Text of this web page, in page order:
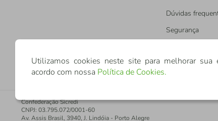
Dúvidas
Segurança
Confederação Sicredi
CNPJ: 03.795.072/0001-60
Av. Assis Brasil, 3940, J. Lindóia - Porto Alegre
Utilizamos cookies neste site para melhorar sua
acordo com nossa Política de Cookies.